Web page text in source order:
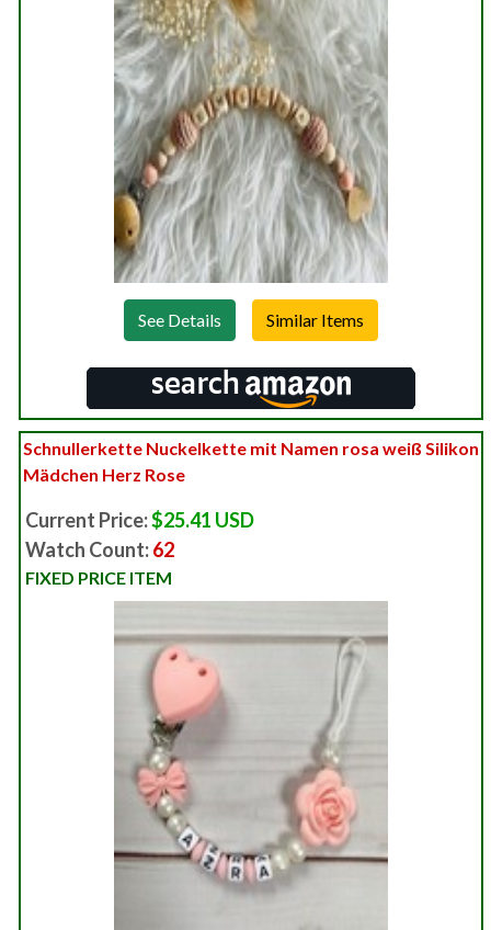
See Details
Schnullerkette Nuckelkette mit Namen rosa weiß Silikon
Mädchen Herz Rose
Current Price:$25.41 USD
Watch Count:62
FIXED PRICE ITEM